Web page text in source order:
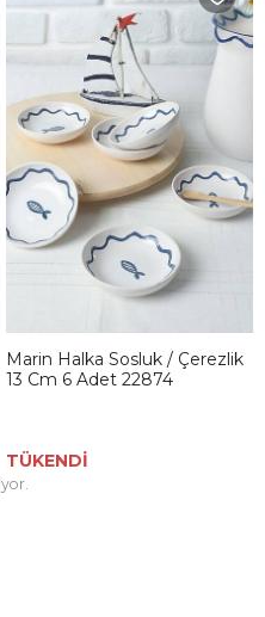
Marin Halka Sosluk / Çerezlik
13 Cm 6 Adet 22874
TÜKENDİ